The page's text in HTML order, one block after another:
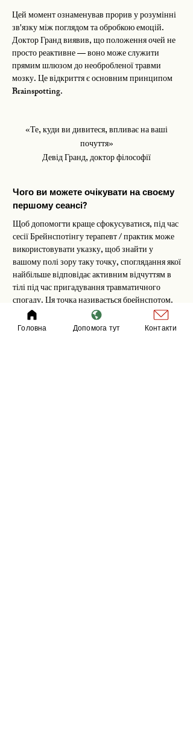
Цей момент ознаменував прорив у розумінні
зв'язку між поглядом та обробкою емоцій.
Доктор Гранд виявив, що положення очей не
просто реактивне — воно може служити
прямим шлюзом до необробленої травми
мозку.Цевідкриття є основним принципом
Brainspotting.
«Те, куди ви дивитеся, впливає на ваші
почуття»
Девід Гранд, доктор філософії
Чого ви можете очікувати на своєму
першому сеансі?
Щоб допомогти краще сфокусуватися, під час
сесії Брейнспотінгу терапевт / практик може
використовувати указку, щоб знайти у
вашому полі зору таку точку, споглядання якої
найбільше відповідає активним відчуттям в
тілі під час пригадування травматичного
спогаду. Ця точка називається брейнспотом.
Якщо коротко, опрацювання травми триває
Головна Допомога тут Контакти